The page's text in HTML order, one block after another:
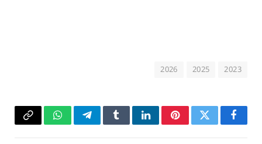
2023
2025
2026
فيسبوكتويتر بينتيريستلينكدإنTumblrتيلقرامواتسابCopy